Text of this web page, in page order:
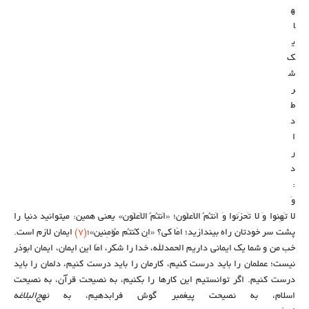
ه
ا
ی
ک
ش
ر
ط
د
ا
ر
د
:
وَ
لا تَهِنوا وَ لا تَحزَنوا وَ اَنتُمُ الاَعلَون؛ «اَنتُمُ الاَعلَون» یعنی همین: میتوانید دنیا را
پشت‌ سر خودتان راه بیندازید؛ امّا کِی؟ «اِن کُنتُم مُؤمِنین»؛(۷)
ایمان لازم است.
خب من و شما یک ایمانی داریم الحمدلله، خدا را شکر، امّا این ایمان، ایمان ابوذر
نیست؛ عملمان را باید درست کنیم، کارمان را باید درست کنیم، دلمان را باید
درست کنیم. اگر توانستیم این کارها را بکنیم، به نصیحت قرآن، به نصیحت
اسلام، به نصیحت پیغمبر گوش فرابدهیم، بهنهج‌البلاغه